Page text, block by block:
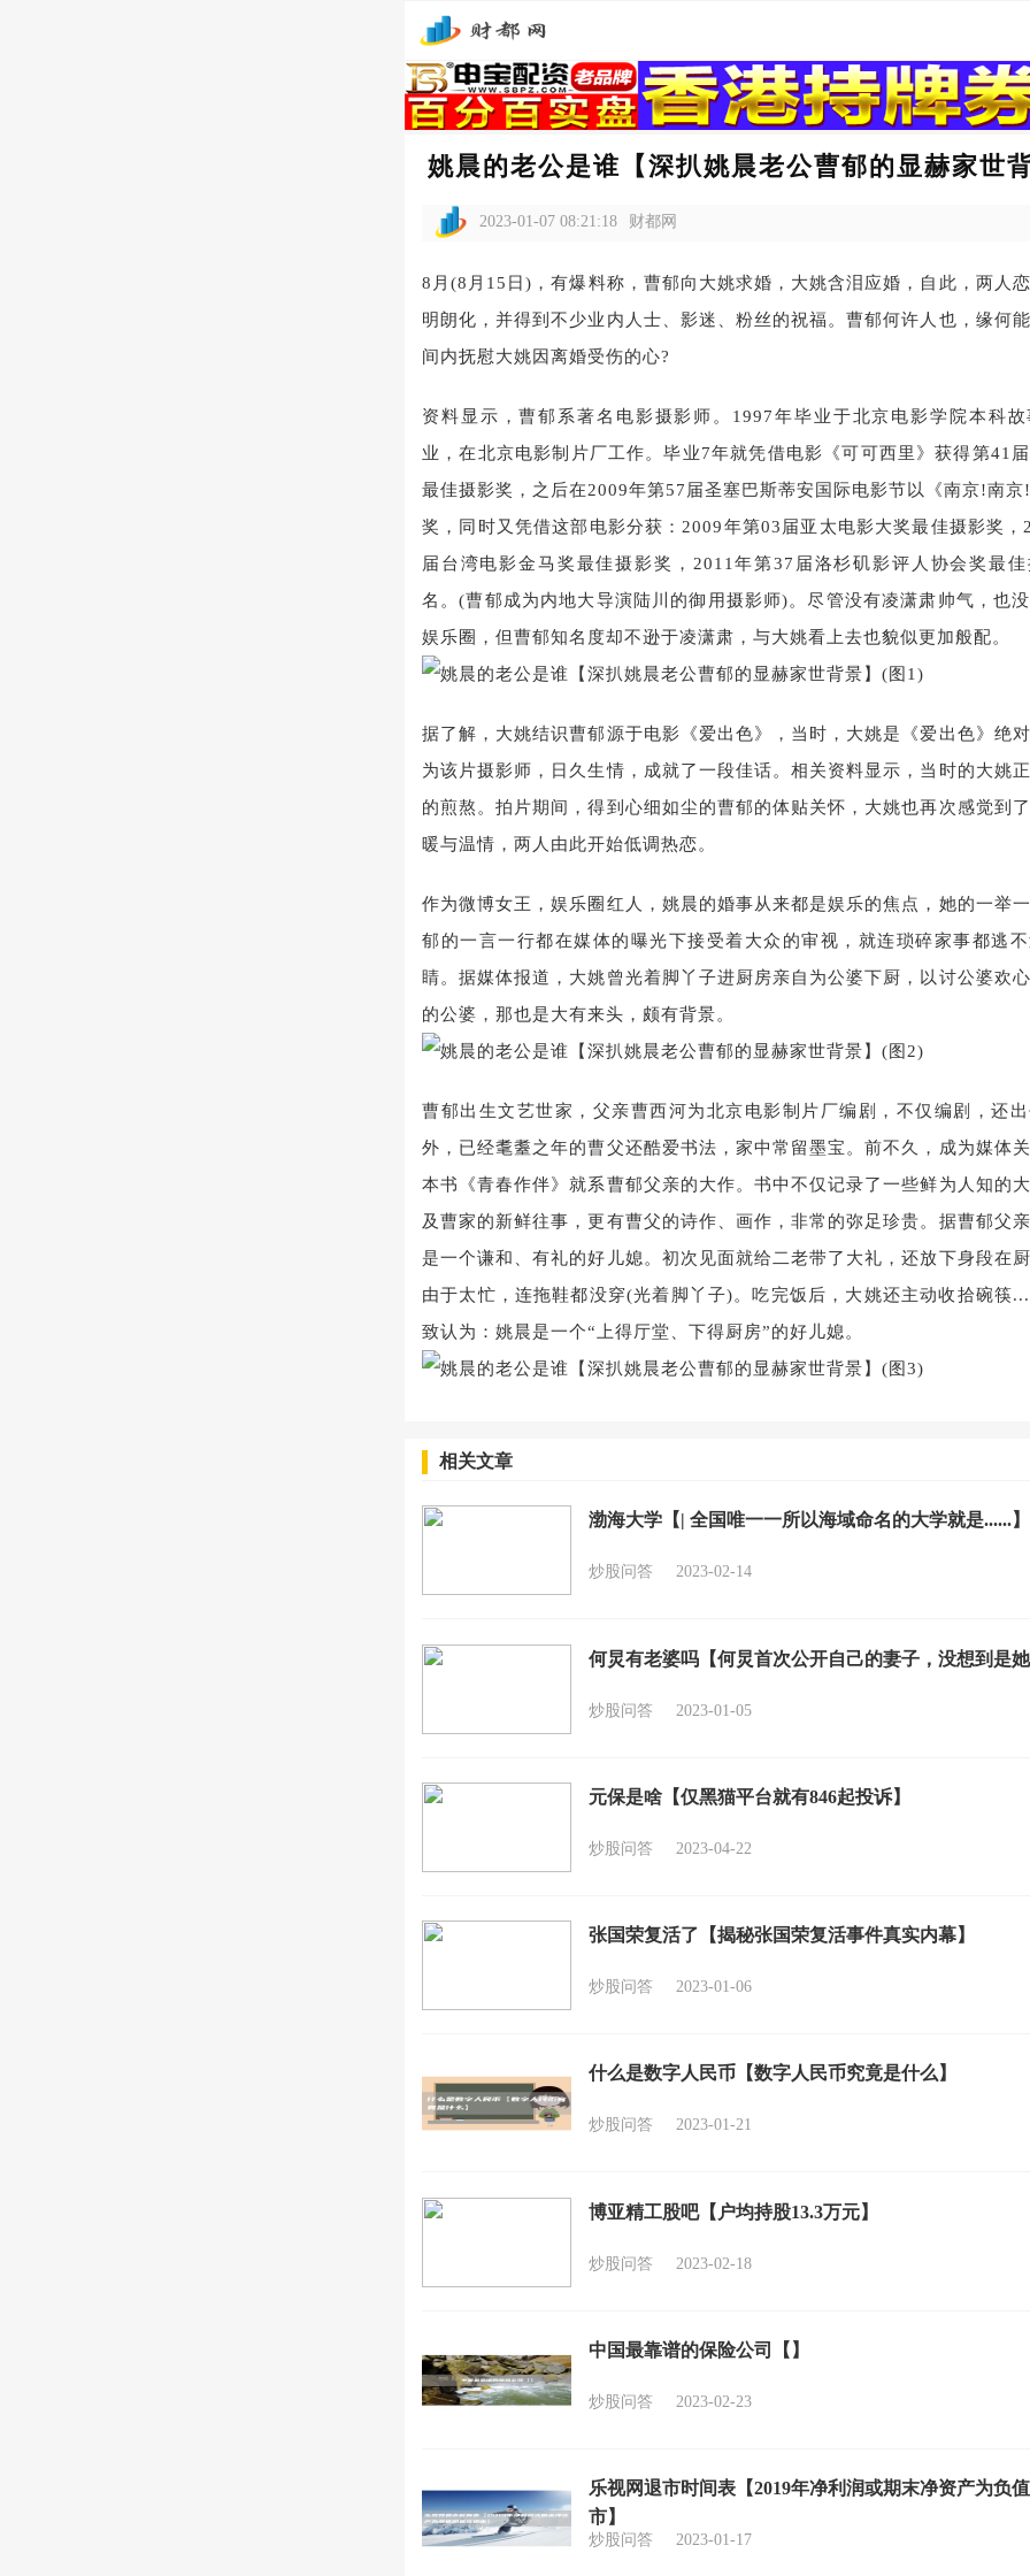
姚晨的老公是谁【深扒姚晨老公曹郁的显赫家世
2023-01-07 08:21:18 财都网
8月(8月15日)，有爆料称，曹郁向大姚求婚，大姚含泪应婚，自此，两人
明朗化，并得到不少业内人士、影迷、粉丝的祝福。曹郁何许人也，缘何
间内抚慰大姚因离婚受伤的心?
资料显示，曹郁系著名电影摄影师。1997年毕业于北京电影学院本科
业，在北京电影制片厂工作。毕业7年就凭借电影《可可西里》获得第41
最佳摄影奖，之后在2009年第57届圣塞巴斯蒂安国际电影节以《南京!南
奖，同时又凭借这部电影分获：2009年第03届亚太电影大奖最佳摄影奖，
届台湾电影金马奖最佳摄影奖，2011年第37届洛杉矶影评人协会奖最
名。(曹郁成为内地大导演陆川的御用摄影师)。尽管没有凌潇肃帅气，也
娱乐圈，但曹郁知名度却不逊于凌潇肃，与大姚看上去也貌似更加般配。
据了解，大姚结识曹郁源于电影《爱出色》，当时，大姚是《爱出色》绝
为该片摄影师，日久生情，成就了一段佳话。相关资料显示，当时的大姚
的煎熬。拍片期间，得到心细如尘的曹郁的体贴关怀，大姚也再次感觉到
暖与温情，两人由此开始低调热恋。
作为微博女王，娱乐圈红人，姚晨的婚事从来都是娱乐的焦点，她的一举
郁的一言一行都在媒体的曝光下接受着大众的审视，就连琐碎家事都逃
睛。据媒体报道，大姚曾光着脚丫子进厨房亲自为公婆下厨，以讨公婆欢
的公婆，那也是大有来头，颇有背景。
曹郁出生文艺世家，父亲曹西河为北京电影制片厂编剧，不仅编剧，还
外，已经耄耋之年的曹父还酷爱书法，家中常留墨宝。前不久，成为媒体
本书《青春作伴》就系曹郁父亲的大作。书中不仅记录了一些鲜为人知的
及曹家的新鲜往事，更有曹父的诗作、画作，非常的弥足珍贵。据曹郁父
是一个谦和、有礼的好儿媳。初次见面就给二老带了大礼，还放下身段在
由于太忙，连拖鞋都没穿(光着脚丫子)。吃完饭后，大姚还主动收拾碗筷
致认为：姚晨是一个“上得厅堂、下得厨房”的好儿媳。
相关文章
渤海大学【| 全国唯一一所以海域命名的大学就是......】
炒股问答 2023-02-14
何炅有老婆吗【何炅首次公开自己的妻子，没想到是
炒股问答 2023-01-05
元保是啥【仅黑猫平台就有846起投诉】
炒股问答 2023-04-22
张国荣复活了【揭秘张国荣复活事件真实内幕】
炒股问答 2023-01-06
什么是数字人民币【数字人民币究竟是什么】
炒股问答 2023-01-21
博亚精工股吧【户均持股13.3万元】
炒股问答 2023-02-18
中国最靠谱的保险公司【】
炒股问答 2023-02-23
乐视网退市时间表【2019年净利润或期末净资产为负
市】
炒股问答 2023-01-17